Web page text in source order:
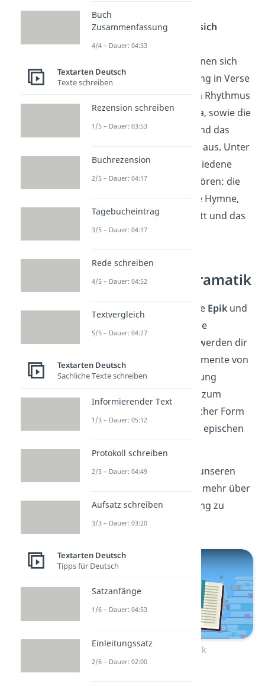
Wodurch zeichnen sich
lyrische Texte aus?
Lyrische Texte zeichnen sich
durch ihre Gliederung in Verse
und Strophen, ihren Rhythmus
und ihr Reimschema, sowie die
bildhafte Sprache und das
lyrische Ich bzw. Du aus. Unter
ihnen gibt es verschiedene
Arten. Zu ihnen gehören: die
Ballade, die Ode, die Hymne,
die Elegie, das Sonett und das
Lied.
Lyrik – Epik – Dramatik
Neben der sind die Epikund
literarische
Gattungen. Manchmal werden dir
Texte begegnen, die Elemente von
mehr als einer Textgattung
zum
Beispiel ist zwar in lyrischer Form
verfasst, hat aber einen epischen
Schau dir als Nächstes unseren
an, um mehr über
diese literarische Gattung zu
erfahren!
Zum Video: Epik
Buch
Zusammenfassung
4/4 – Dauer: 04:33
Textarten Deutsch
Texte schreiben
Rezension schreiben
1/5 – Dauer: 03:53
Buchrezension
2/5 – Dauer: 04:17
Tagebucheintrag
3/5 – Dauer: 04:17
Rede schreiben
4/5 – Dauer: 04:52
Textvergleich
5/5 – Dauer: 04:27
Textarten Deutsch
Sachliche Texte schreiben
Informierender Text
1/3 – Dauer: 05:12
Protokoll schreiben
2/3 – Dauer: 04:49
Aufsatz schreiben
3/3 – Dauer: 03:20
Textarten Deutsch
Tipps für Deutsch
Satzanfänge
1/6 – Dauer: 04:53
Einleitungssatz
2/6 – Dauer: 02:00